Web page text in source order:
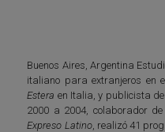
Buenos Aires, Argentina
italiano para extranjeros en
Estera en Italia, y publicista
2000 a 2004, colaborador
Expreso Latino, realizó 41